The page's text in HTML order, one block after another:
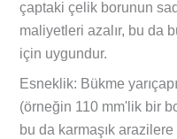
çaptaki çelik borunun
maliyetleri azalır, bu da
için uygundur.
Esneklik: Bükme
(örneğin 110 mm'lik bir
bu da karmaşık